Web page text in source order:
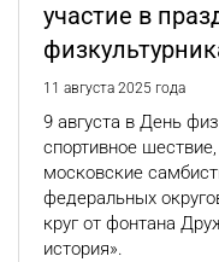
участие в
11 августа 2025 года
9 августа в День
спортивное
московские
федеральных
круг от фонтана
история».